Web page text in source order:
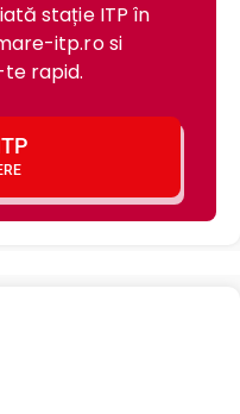
stație ITP în
itp.ro si
rapid.